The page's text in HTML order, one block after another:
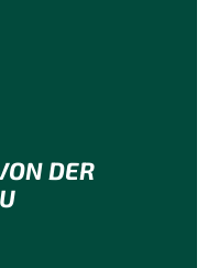
DER